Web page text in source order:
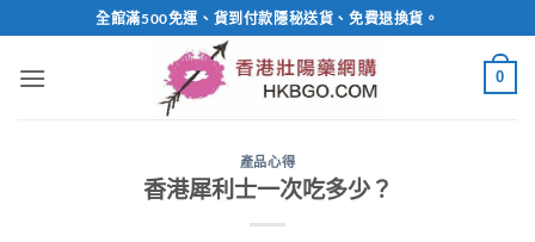
to
content
全館滿500免運、貨到付款隱秘送貨、免費退換貨。
0
產品心得
香港犀利士一次吃多少？